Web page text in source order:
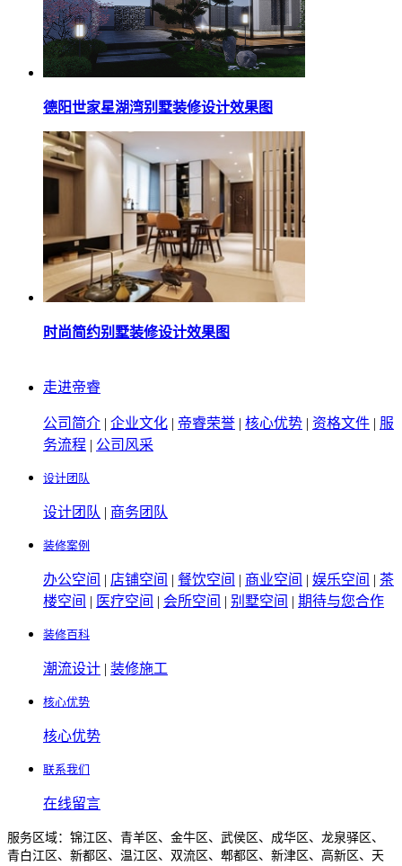
德阳世家星湖湾别墅装修设计效果图
时尚简约别墅装修设计效果图
走进帝睿
公司简介 | 企业文化 | 帝睿荣誉 | 核心优势 | 资格文件 | 服
务流程 | 公司风采
设计团队
设计团队 | 商务团队
装修案例
办公空间 | 店铺空间 | 餐饮空间 | 商业空间 | 娱乐空间 | 茶
楼空间 | 医疗空间 | 会所空间 | 别墅空间 | 期待与您合作
装修百科
潮流设计 | 装修施工
核心优势
核心优势
联系我们
在线留言
服务区域：锦江区、青羊区、金牛区、武侯区、成华区、龙泉驿区、
青白江区、新都区、温江区、双流区、郫都区、新津区、高新区、天